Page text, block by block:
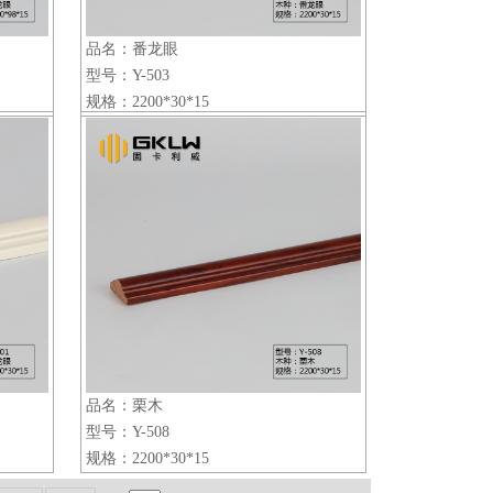
品名：番龙眼
型号：Y-503
规格：2200*30*15
品名：栗木
型号：Y-508
规格：2200*30*15